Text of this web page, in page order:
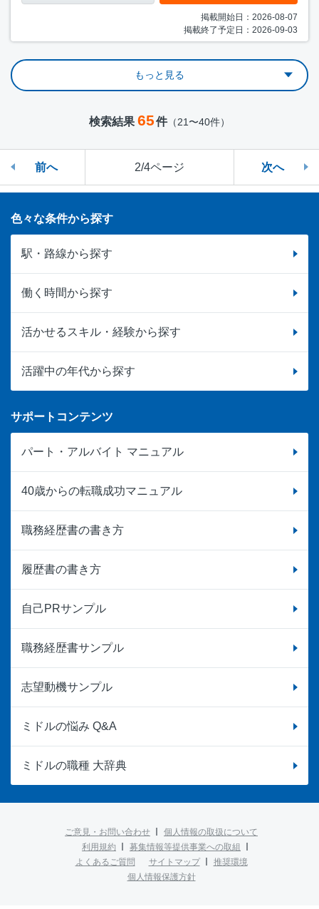
掲載開始日：2026-08-07
掲載終了予定日：2026-09-03
もっと見る
検索結果 65件（21〜40件）
前へ 2/4ページ 次へ
色々な条件から探す
駅・路線から探す
働く時間から探す
活かせるスキル・経験から探す
活躍中の年代から探す
サポートコンテンツ
パート・アルバイト マニュアル
40歳からの転職成功マニュアル
職務経歴書の書き方
履歴書の書き方
自己PRサンプル
職務経歴書サンプル
志望動機サンプル
ミドルの悩み Q&A
ミドルの職種 大辞典
ご意見・お問い合わせ
個人情報の取扱について
利用規約
募集情報等提供事業への取組
よくあるご質問
サイトマップ
推奨環境
個人情報保護方針